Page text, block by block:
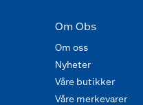
Om Obs
Om oss
Nyheter
Våre butikker
Våre merkevarer